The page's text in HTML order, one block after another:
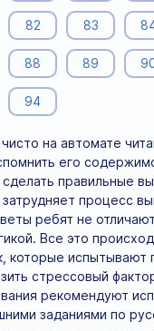
82 83
88 89
94
на автомате
его
правильные
процесс
ребят не
Все это
которые испытывают
стрессовый
рекомендуют
заданиями по